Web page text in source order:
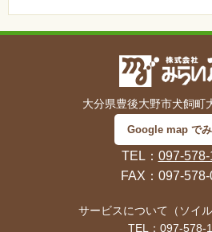
大分県豊後大野市犬飼町
Google map で
TEL： 097-578-
FAX：097-
サービスについて（ソイル
TEL： 097-578-